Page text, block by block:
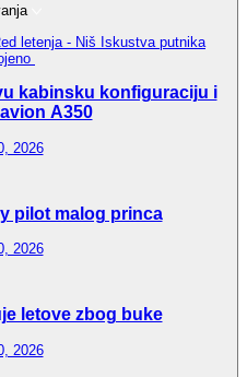
letenja - Niš Iskustva putnika
kabinsku konfiguraciju i
A350
2026
pilot malog princa
2026
letove zbog buke
2026